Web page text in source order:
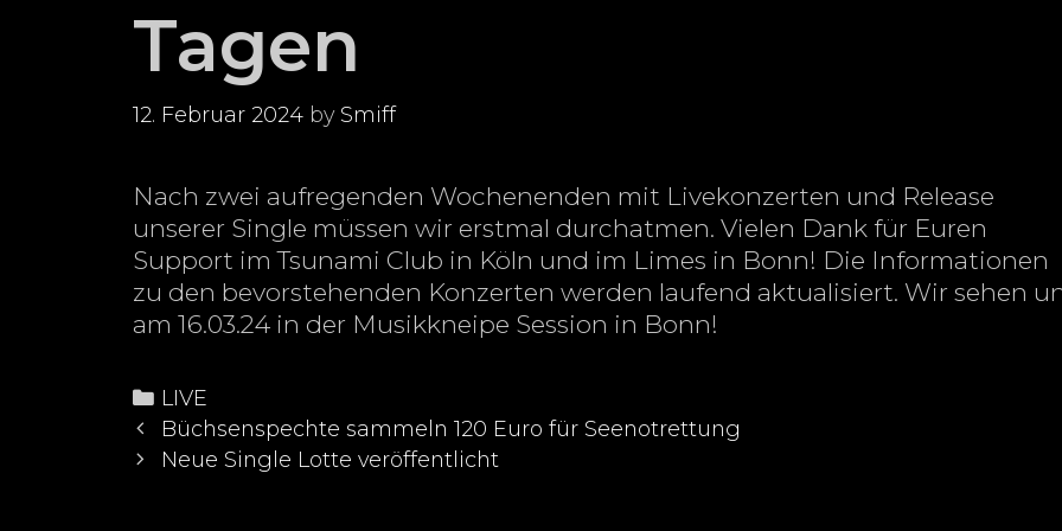
Tagen
12. Februar 2024 by Smiff
Nach zwei aufregenden Wochenenden mit Livekonzerten und Release
unserer Single müssen wir erstmal durchatmen. Vielen Dank für Euren
Support im Tsunami Club in Köln und im Limes in Bonn! Die Informationen
zu den bevorstehenden Konzerten werden laufend aktualisiert. Wir sehen
am 16.03.24 in der Musikkneipe Session in Bonn!
Categories
LIVE
Post
navigation
Büchsenspechte sammeln 120 Euro für Seenotrettung
Neue Single Lotte veröffentlicht